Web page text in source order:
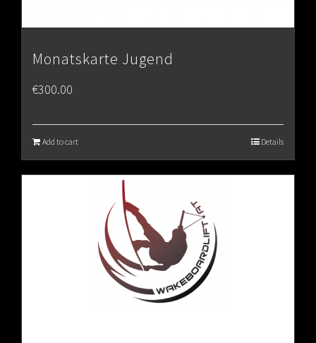
Monatskarte Jugend
€300.00
Add to cart Details